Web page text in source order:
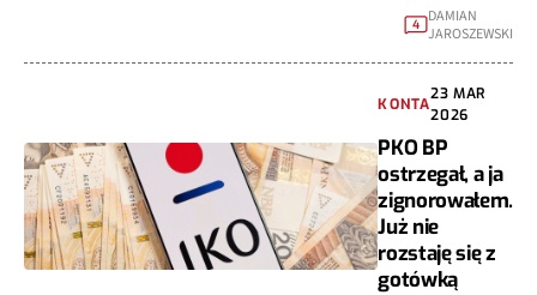
4
DAMIAN
JAROSZEWSKI
KONTA
23 MAR
2026
PKO BP
ostrzegał, a ja
zignorowałem.
Już nie
rozstaję się z
gotówką